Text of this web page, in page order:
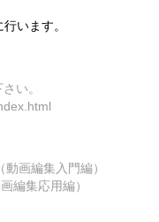
行います。
い。
画編集入門編）
編集応用編）